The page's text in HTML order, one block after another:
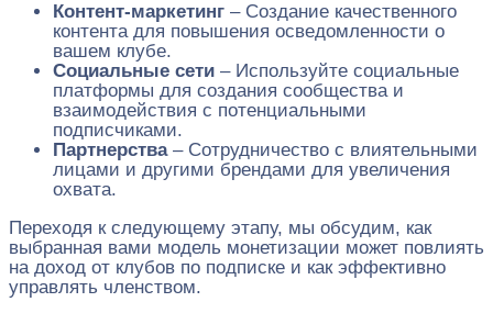
Контент-маркетинг – Создание качественного
контента для повышения осведомленности о
вашем клубе.
Социальные сети – Используйте социальные
платформы для создания сообщества и
взаимодействия с потенциальными
подписчиками.
Партнерства– Сотрудничество с влиятельными
лицами и другими брендами для увеличения
охвата.
Переходя к следующему этапу, мы обсудим, как
выбранная вами модель монетизации может повлиять
на доход от клубов по подписке и как эффективно
управлять членством.